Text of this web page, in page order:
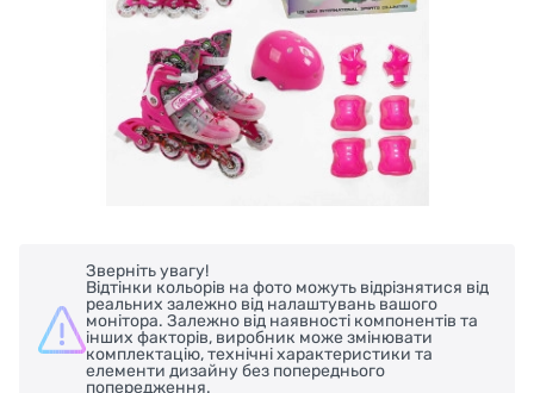
Зверніть увагу!
Відтінки кольорів на фото можуть відрізнятися від
реальних залежно від налаштувань вашого
монітора. Залежно від наявності компонентів та
інших факторів, виробник може змінювати
комплектацію, технічні характеристики та
елементи дизайну без попереднього
попередження.